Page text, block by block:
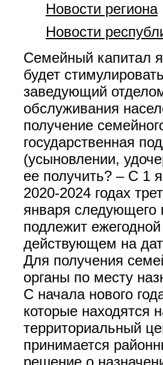
Новости региона
Новости
Семейный капитал
будет
заведующий
обслуживания
получение
государственная
(усыновлении,
ее получить? – С 1
2020-2024 годах
января следующего
подлежит
действующем на
Для получения
органы по месту
С начала нового
которые находятся
территориальный
принимается
решение о